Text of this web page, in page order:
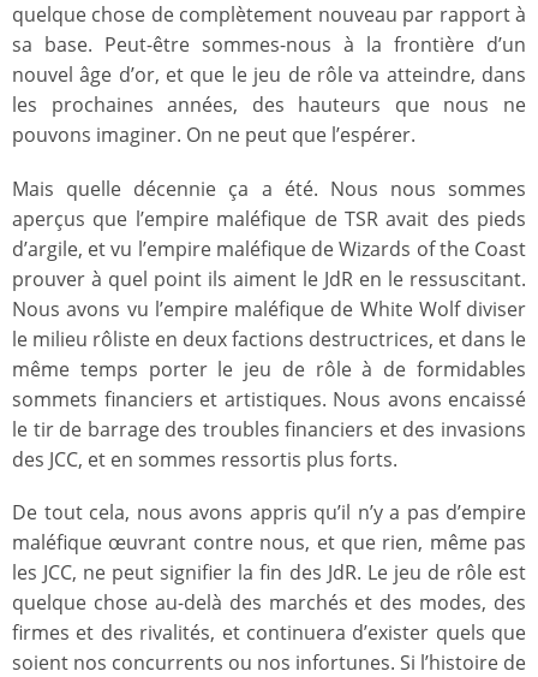
quelque chose de complètement nouveau par rapport à
sa base. Peut-être sommes-nous à la frontière d’un
nouvel âge d’or, et que le jeu de rôle va atteindre, dans
les prochaines années, des hauteurs que nous ne
pouvons imaginer. On ne peut que l’espérer.
Mais quelle décennie ça a été. Nous nous sommes
aperçus que l’empire maléfique de TSR avait des pieds
d’argile, et vu l’empire maléfique de Wizards of the Coast
prouver à quel point ils aiment le JdR en le ressuscitant.
Nous avons vu l’empire maléfique de White Wolf diviser
le milieu rôliste en deux factions destructrices, et dans le
même temps porter le jeu de rôle à de formidables
sommets financiers et artistiques. Nous avons encaissé
le tir de barrage des troubles financiers et des invasions
des JCC, et en sommes ressortis plus forts.
De tout cela, nous avons appris qu’il n’y a pas d’empire
maléfique œuvrant contre nous, et que rien, même pas
les JCC, ne peut signifier la fin des JdR. Le jeu de rôle est
quelque chose au-delà des marchés et des modes, des
firmes et des rivalités, et continuera d’exister quels que
soient nos concurrents ou nos infortunes. Si l’histoire de